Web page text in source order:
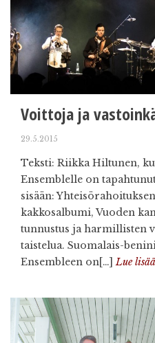
Voittoja ja
29.5.2015
Teksti: Riikka Hiltunen,
Ensemblelle on
sisään:
kakkosalbumi, Vuoden
tunnustus ja harmillisten
taistelua. Suomalais-
Ensembleen on[…] Lue